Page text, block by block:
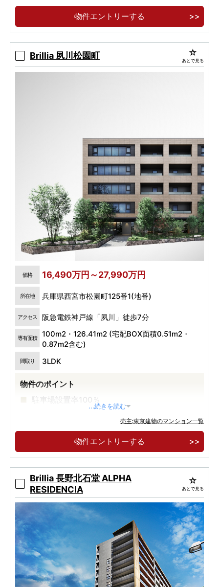
物件エントリーする
Brillia 夙川松園町 あとで見る
価格 16,490万円～27,990万円
所在地 兵庫県西宮市松園町125番1(地番)
アクセス 阪急電鉄神戸線「夙川」徒歩7分
専有面積
100m2・126.41m2 (宅配BOX面積0.51m2・
0.87m2含む)
間取り 3LDK
物件のポイント
駐車場設置率100％
...続きを読む
売主:東京建物のマンション一覧
物件エントリーする
Brillia 長野北石堂 ALPHA
RESIDENCIA
あとで見る